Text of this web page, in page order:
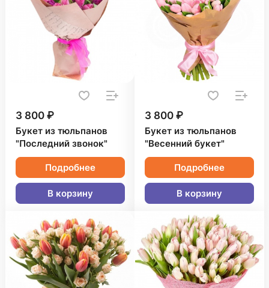
3 800 ₽
Букет из тюльпанов
"Последний звонок"
Подробнее
В корзину
3 800 ₽
Букет из тюльпанов
"Весенний букет"
Подробнее
В корзину